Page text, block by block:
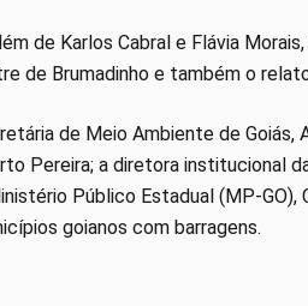
de Karlos Cabral e Flávia
de Brumadinho e também o
de Meio Ambiente de Goiás,
Pereira; a diretora institucional
Público Estadual (MP-GO),
goianos com barragens.